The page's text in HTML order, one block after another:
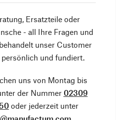
Ersatzteile oder
- all Ihre Fragen und
unser Customer
und fundiert.
uns von Montag bis
der Nummer 02309
oder jederzeit unter